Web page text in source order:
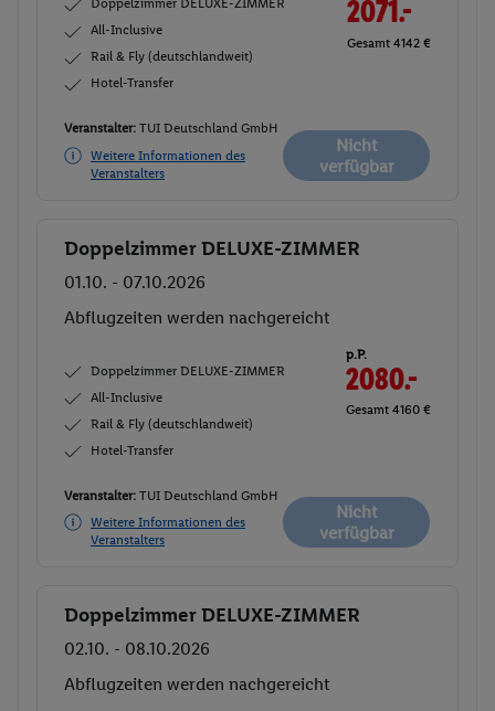
Doppelzimmer DELUXE-ZIMMER
All-Inclusive
Rail & Fly (deutschlandweit)
Hotel-Transfer
2071.-
Gesamt 4142 €
Veranstalter: TUI Deutschland GmbH
Weitere Informationen des
Veranstalters
Nicht
verfügbar
Buchen
Doppelzimmer DELUXE-ZIMMER
01.10. - 07.10.2026
Abflugzeiten werden nachgereicht
Doppelzimmer DELUXE-ZIMMER
All-Inclusive
Rail & Fly (deutschlandweit)
Hotel-Transfer
p.P.
2080.-
Gesamt 4160 €
Veranstalter: TUI Deutschland GmbH
Weitere Informationen des
Veranstalters
Nicht
verfügbar
Buchen
Doppelzimmer DELUXE-ZIMMER
02.10. - 08.10.2026
Abflugzeiten werden nachgereicht